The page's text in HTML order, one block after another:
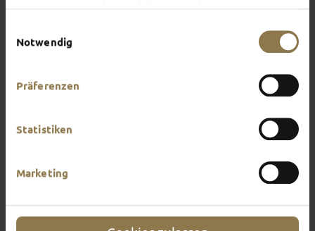
Notwendig
Präferenzen
Statistiken
Marketing